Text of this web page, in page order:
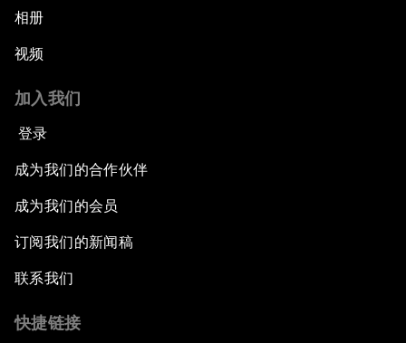
相册
视频
加入我们
登录
成为我们的合作伙伴
成为我们的会员
订阅我们的新闻稿
联系我们
快捷链接